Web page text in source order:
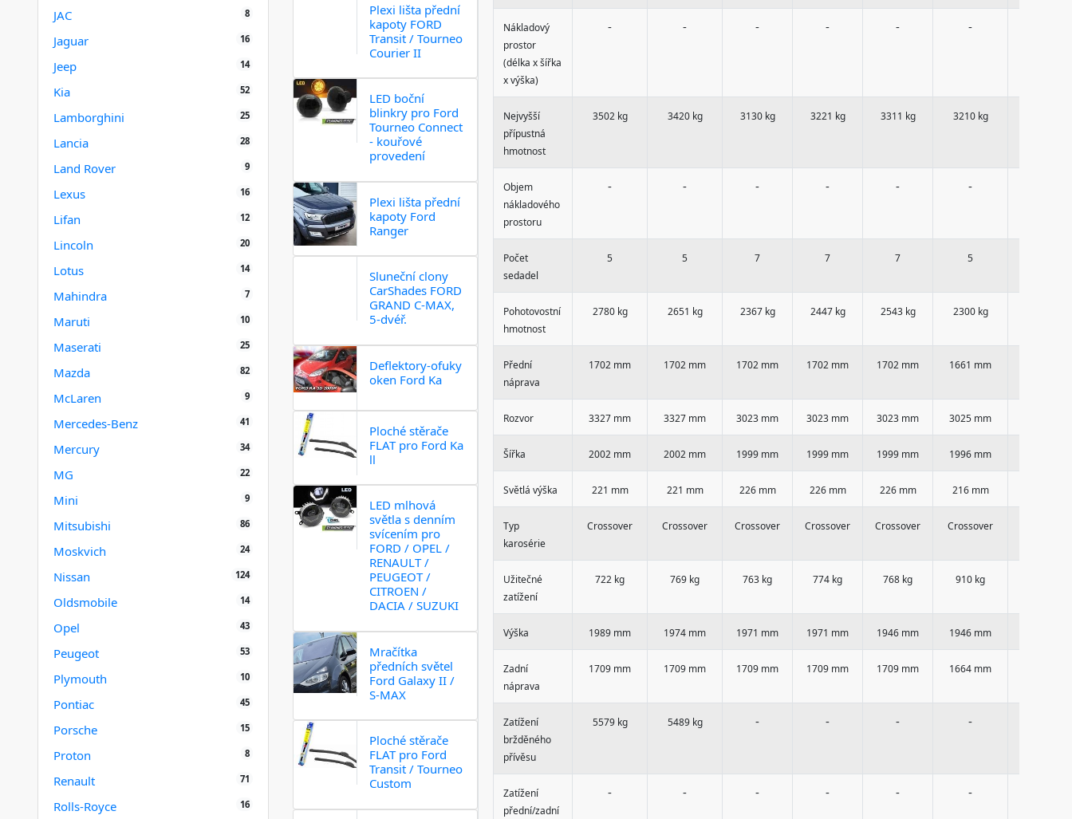
JAC 8
Jaguar 16
Jeep 14
Kia 52
Lamborghini 25
Lancia 28
Land Rover 9
Lexus 16
Lifan 12
Lincoln 20
Lotus 14
Mahindra 7
Maruti 10
Maserati 25
Mazda 82
McLaren 9
Mercedes-Benz 41
Mercury 34
MG 22
Mini 9
Mitsubishi 86
Moskvich 24
Nissan 124
Oldsmobile 14
Opel 43
Peugeot 53
Plymouth 10
Pontiac 45
Porsche 15
Proton 8
Renault 71
Rolls-Royce 16
Plexi lišta přední
kapoty FORD
Transit / Tourneo
Courier II
LED boční
blinkry pro Ford
Tourneo Connect
- kouřové
provedení
Plexi lišta přední
kapoty Ford
Ranger
Sluneční clony
CarShades FORD
GRAND C-MAX,
5-dvéř.
Deflektory-ofuky
oken Ford Ka
Ploché stěrače
FLAT pro Ford Ka
ll
LED mlhová
světla s denním
svícením pro
FORD / OPEL /
RENAULT /
PEUGEOT /
CITROEN /
DACIA / SUZUKI
Mračítka
předních světel
Ford Galaxy II /
S-MAX
Ploché stěrače
FLAT pro Ford
Transit / Tourneo
Custom
Nákladový
prostor
(délka x šířka
x výška)
- - - - - -
Nejvyšší
přípustná
hmotnost
3502 kg 3420 kg 3130 kg 3221 kg 3311 kg 3210 kg
Objem
nákladového
prostoru
- - - - - -
Počet
sedadel
5 5 7 7 7 5
Pohotovostní
hmotnost
2780 kg 2651 kg 2367 kg 2447 kg 2543 kg 2300 kg
Přední
náprava
1702 mm 1702 mm 1702 mm 1702 mm 1702 mm 1661 mm
Rozvor 3327 mm 3327 mm 3023 mm 3023 mm 3023 mm 3025 mm
Šířka 2002 mm 2002 mm 1999 mm 1999 mm 1999 mm 1996 mm
Světlá výška 221 mm 221 mm 226 mm 226 mm 226 mm 216 mm
Typ
karosérie
Crossover Crossover Crossover Crossover Crossover Crossover
Užitečné
zatížení
722 kg 769 kg 763 kg 774 kg 768 kg 910 kg
Výška 1989 mm 1974 mm 1971 mm 1971 mm 1946 mm 1946 mm
Zadní
náprava
1709 mm 1709 mm 1709 mm 1709 mm 1709 mm 1664 mm
Zatížení
bržděného
přívěsu
5579 kg 5489 kg - - - -
Zatížení
přední/zadní
- - - - - -